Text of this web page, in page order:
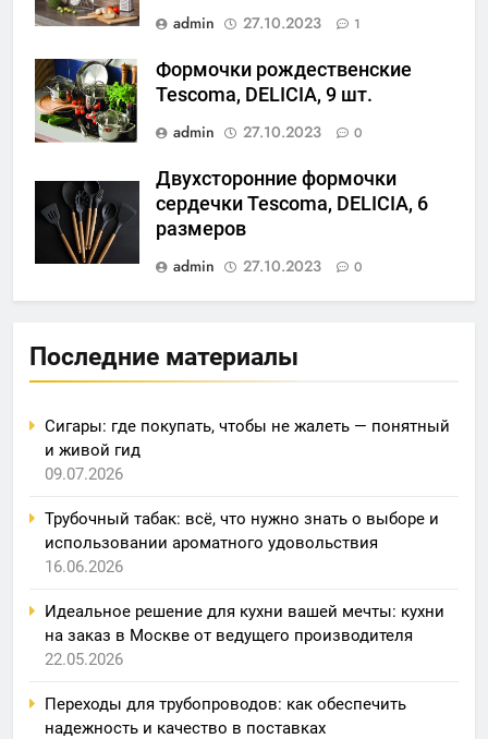
admin
27.10.2023 1
Формочки рождественские
Tescoma, DELICIA, 9 шт.
admin
27.10.2023 0
Двухсторонние формочки
сердечки Tescoma, DELICIA, 6
размеров
admin
27.10.2023 0
Последние материалы
Сигары: где покупать, чтобы не жалеть — понятный
и живой гид
09.07.2026
Трубочный табак: всё, что нужно знать о выборе и
использовании ароматного удовольствия
16.06.2026
Идеальное решение для кухни вашей мечты: кухни
на заказ в Москве от ведущего производителя
22.05.2026
Переходы для трубопроводов: как обеспечить
надежность и качество в поставках